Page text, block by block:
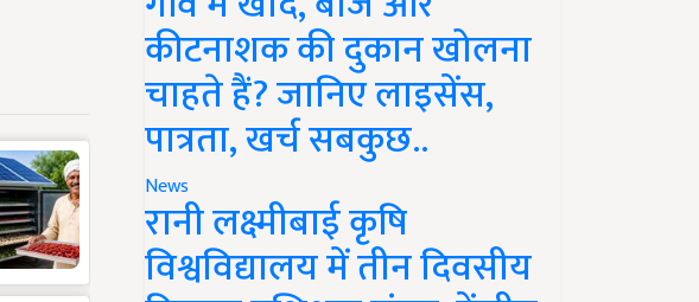
कीटनाशक की दुकान खोलना
चाहते हैं? जानिए लाइसेंस,
पात्रता, खर्च सबकुछ..
News
रानी लक्ष्मीबाई कृषि
विश्वविद्यालय में तीन दिवसीय